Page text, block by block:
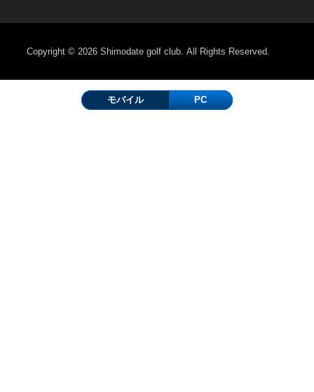
Copyright © 2026 Shimodate golf club. All Rights Reserved.
モバイル PC